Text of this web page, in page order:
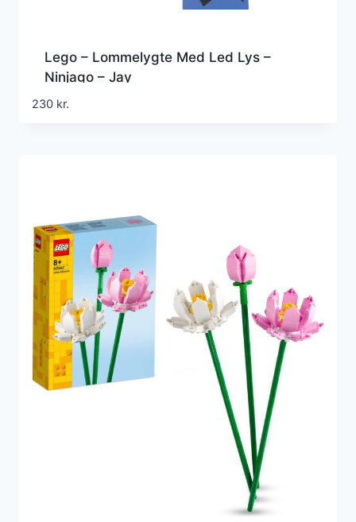
Lego – Lommelygte Med Led Lys –
Ninjago – Jay
230 kr.